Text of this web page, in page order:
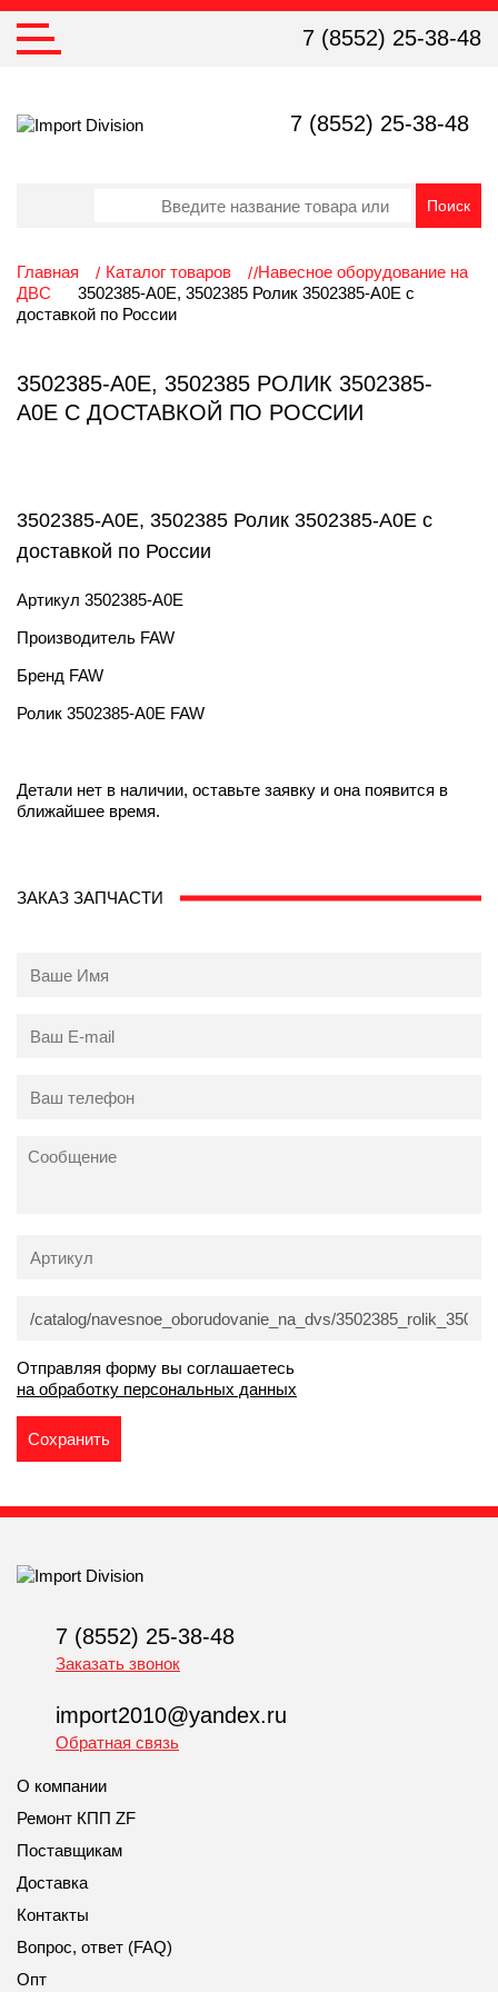
7 (8552) 25-38-48
7 (8552) 25-38-48
Главная Каталог товаров
Навесное оборудование на
ДВС
3502385-A0E, 3502385 Ролик 3502385-A0E с
доставкой по России
3502385-A0E, 3502385 РОЛИК 3502385-
A0E С ДОСТАВКОЙ ПО РОССИИ
3502385-A0E, 3502385 Ролик 3502385-A0E с
доставкой по России
Артикул 3502385-A0E
Производитель FAW
Бренд FAW
Ролик 3502385-A0E FAW
Детали нет в наличии, оставьте заявку и она появится в
ближайшее время.
ЗАКАЗ ЗАПЧАСТИ
Отправляя форму вы соглашаетесь
на обработку персональных данных
7 (8552) 25-38-48
Заказать звонок
import2010@yandex.ru
Обратная связь
О компании
Ремонт КПП ZF
Поставщикам
Доставка
Контакты
Вопрос, ответ (FAQ)
Опт